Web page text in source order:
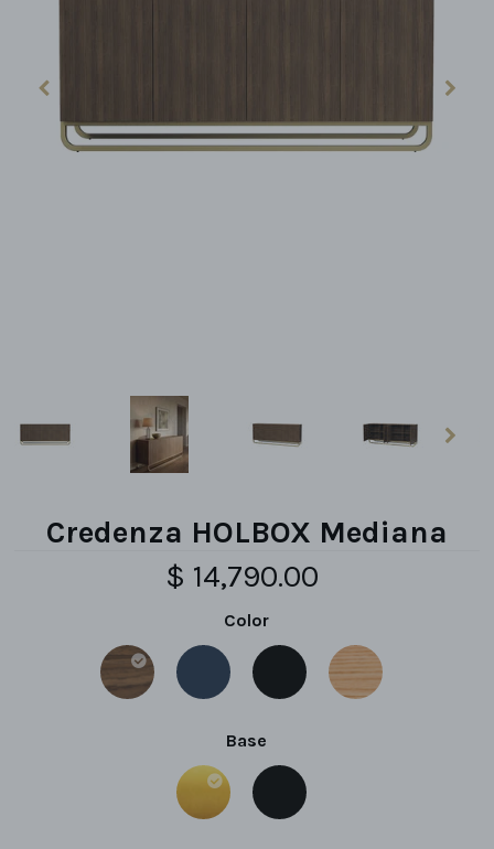
Credenza HOLBOX Mediana
$ 14,790.00
Color
Base